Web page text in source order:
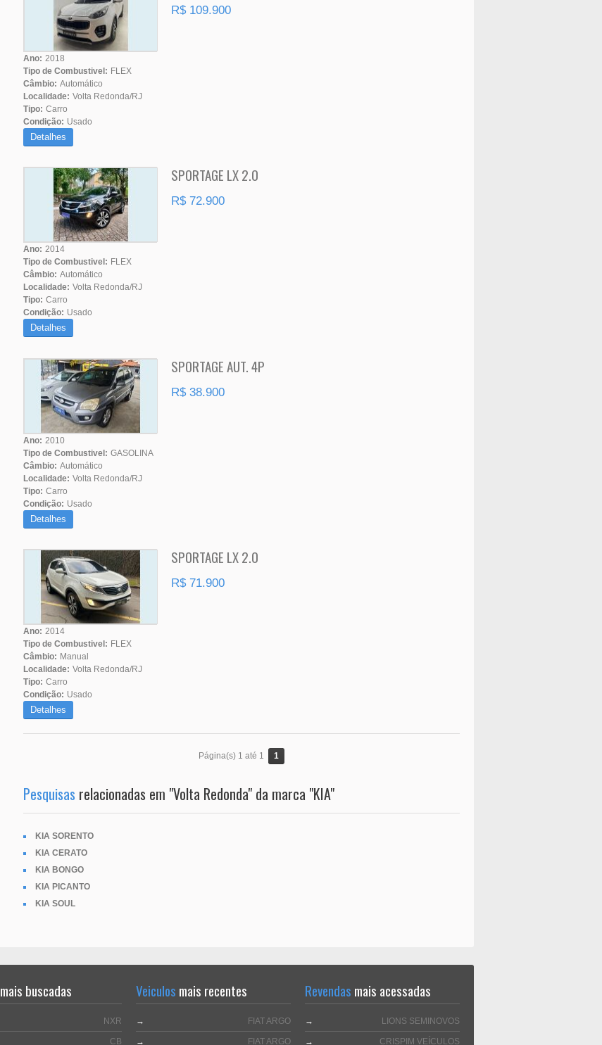
R$ 109.900
Ano: 2018
Tipo de Combustivel: FLEX
Câmbio: Automático
Localidade: Volta Redonda/RJ
Tipo: Carro
Condição: Usado
Detalhes
SPORTAGE LX 2.0
R$ 72.900
Ano: 2014
Tipo de Combustivel: FLEX
Câmbio: Automático
Localidade: Volta Redonda/RJ
Tipo: Carro
Condição: Usado
Detalhes
SPORTAGE AUT. 4P
R$ 38.900
Ano: 2010
Tipo de Combustivel: GASOLINA
Câmbio: Automático
Localidade: Volta Redonda/RJ
Tipo: Carro
Condição: Usado
Detalhes
SPORTAGE LX 2.0
R$ 71.900
Ano: 2014
Tipo de Combustivel: FLEX
Câmbio: Manual
Localidade: Volta Redonda/RJ
Tipo: Carro
Condição: Usado
Detalhes
Página(s) 1 até 1 1
Pesquisas relacionadas em "Volta Redonda" da marca "KIA"
KIA SORENTO
KIA CERATO
KIA BONGO
KIA PICANTO
KIA SOUL
mais buscadas
NXR
CB
Veiculos mais recentes
→ FIAT ARGO
→ FIAT ARGO
Revendas mais acessadas
→ LIONS SEMINOVOS
→ CRISPIM VEÍCULOS